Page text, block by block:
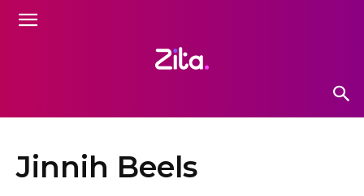
Jinnih Beels